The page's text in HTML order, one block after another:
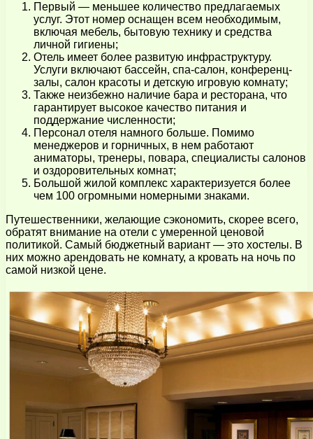
Первый — меньшее количество предлагаемых
услуг. Этот номер оснащен всем необходимым,
включая мебель, бытовую технику и средства
личной гигиены;
Отель имеет более развитую инфраструктуру.
Услуги включают бассейн, спа-салон, конференц-
залы, салон красоты и детскую игровую комнату;
Также неизбежно наличие бара и ресторана, что
гарантирует высокое качество питания и
поддержание численности;
Персонал отеля намного больше. Помимо
менеджеров и горничных, в нем работают
аниматоры, тренеры, повара, специалисты салонов
и оздоровительных комнат;
Большой жилой комплекс характеризуется более
чем 100 огромными номерными знаками.
Путешественники, желающие сэкономить, скорее всего,
обратят внимание на отели с умеренной ценовой
политикой. Самый бюджетный вариант — это хостелы. В
них можно арендовать не комнату, а кровать на ночь по
самой низкой цене.